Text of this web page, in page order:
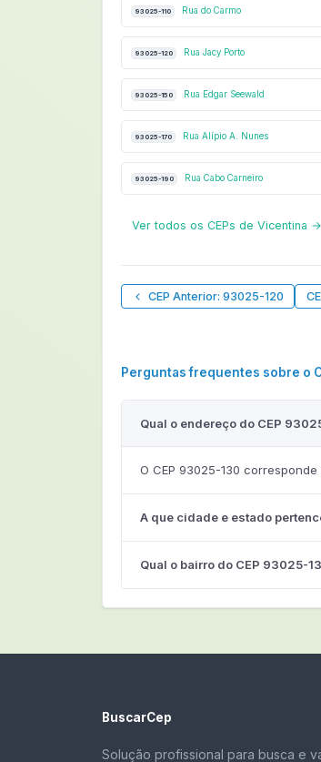
93025-110 Rua do Carmo
93025-120 Rua Jacy Porto
93025-150 Rua Edgar Seewald
93025-170 Rua Alípio A. Nunes
93025-190 Rua Cabo Carneiro
Ver todos os CEPs de Vicentina →
CEP Anterior: 93025-120
Perguntas frequentes sobre o
Qual o endereço do CEP
O CEP 93025-130
A que cidade e estado
Qual o bairro do CEP 93025-
BuscarCep
Solução profissional para busca e